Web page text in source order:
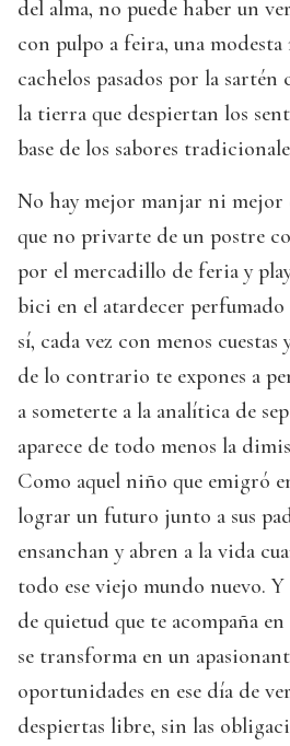
del alma, no puede haber un
con pulpo a feira, una modesta
cachelos pasados por la
la tierra que despiertan los
base de los sabores
No hay mejor manjar ni mejor
que no privarte de un postre
por el mercadillo de feria y
bici en el atardecer perfumado
sí, cada vez con menos cuestas
de lo contrario te expones a
a someterte a la analítica de
aparece de todo menos la
Como aquel niño que emigró
lograr un futuro junto a sus
ensanchan y abren a la vida
todo ese viejo mundo nuevo.
de quietud que te acompaña
se transforma en un
oportunidades en ese día de
despiertas libre, sin las